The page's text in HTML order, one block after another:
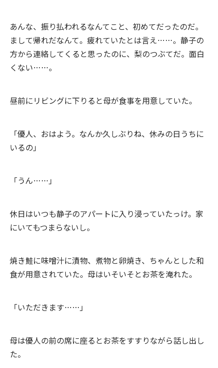
あんな、振り払われるなんてこと、初めてだったのだ。
まして帰れだなんて。疲れていたとは言え……。静子の
方から連絡してくると思ったのに、梨のつぶてだ。面白
くない……。
昼前にリビングに下りると母が食事を用意していた。
「優人、おはよう。なんか久しぶりね、休みの日うちに
いるの」
「うん……」
休日はいつも静子のアパートに入り浸っていたっけ。家
にいてもつまらないし。
焼き鮭に味噌汁に漬物、煮物と卵焼き、ちゃんとした和
食が用意されていた。母はいそいそとお茶を淹れた。
「いただきます……」
母は優人の前の席に座るとお茶をすすりながら話し出し
た。